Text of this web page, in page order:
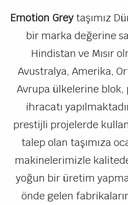
Emotion Greytaşımız
bir marka değerine
Hindistan ve Mısır
Avustralya, Amerika,
Avrupa ülkelerine blok,
ihracatı
prestijli projelerde
talep olan taşımıza
makinelerimizle
yoğun bir üretim
önde gelen